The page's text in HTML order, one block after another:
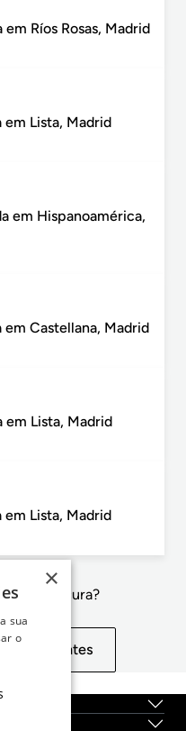
Ríos Rosas, Madrid
em Lista, Madrid
em Hispanoamérica,
Castellana, Madrid
em Lista, Madrid
em Lista, Madrid
que procura?
semelhantes
×
sua
o